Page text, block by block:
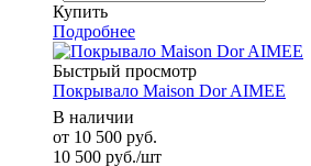
Купить
Подробнее
Быстрый просмотр
Покрывало Maison Dor AIMEE
В наличии
от 10 500 руб.
10 500 руб./шт